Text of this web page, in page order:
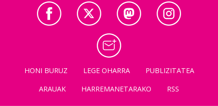
HONI BURUZ LEGE OHARRA
PUBLIZITATEA
ARAUAK
HARREMANETARAKO RSS